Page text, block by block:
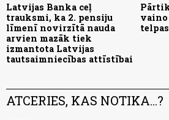
Latvijas Banka ceļ
trauksmi, ka 2. pensiju
līmenī novirzītā nauda
arvien mazāk tiek
izmantota Latvijas
tautsaimniecības attīstībai
vaino
telpas
ATCERIES, KAS NOTIKA...?